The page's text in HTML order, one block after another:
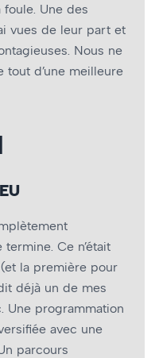
Une des
vues de leur part et
Nous ne
tout d’une meilleure
Ce n’était
la première pour
déjà un de mes
Une programmation
avec une
parcours